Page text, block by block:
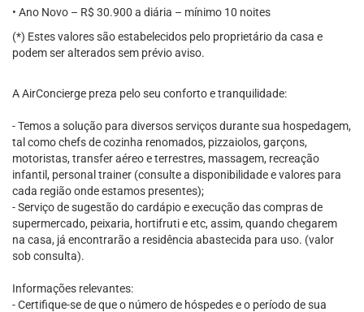
• Ano Novo – R$ 30.900 a diária – mínimo 10 noites
(*) Estes valores são estabelecidos pelo proprietário da casa e
podem ser alterados sem prévio aviso.
A AirConcierge preza pelo seu conforto e tranquilidade:
- Temos a solução para diversos serviços durante sua hospedagem,
tal como chefs de cozinha renomados, pizzaiolos, garçons,
motoristas, transfer aéreo e terrestres, massagem, recreação
infantil, personal trainer (consulte a disponibilidade e valores para
cada região onde estamos presentes);
- Serviço de sugestão do cardápio e execução das compras de
supermercado, peixaria, hortifruti e etc, assim, quando chegarem
na casa, já encontrarão a residência abastecida para uso. (valor
sob consulta).
Informações relevantes:
- Certifique-se de que o número de hóspedes e o período de sua